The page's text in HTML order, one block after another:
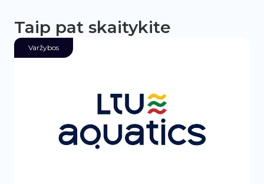
Taip pat skaitykite
Varžybos